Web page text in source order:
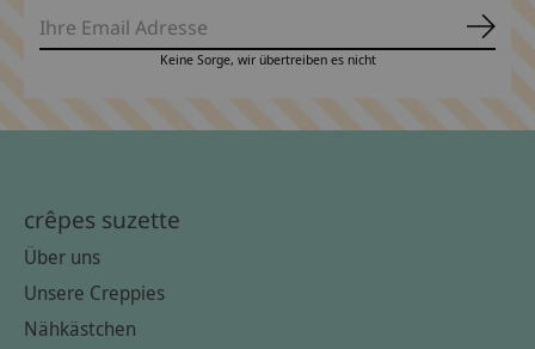
Keine Sorge, wir übertreiben es nicht
crêpes suzette
Über uns
Unsere Creppies
Nähkästchen